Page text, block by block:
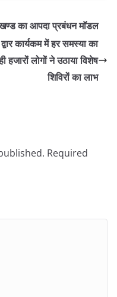
का आपदा प्रबंधन माॅडल
कार्यकम में हर समस्या का
हजारों लोगों ने उठाया विशेष
शिविरों का लाभ
Required